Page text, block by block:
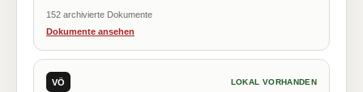
152 archivierte Dokumente
Dokumente ansehen
VÖ LOKAL VORHANDEN